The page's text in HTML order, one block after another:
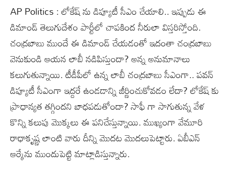
AP Politics : లోకేష్ ను డిప్యూటీ సీఎం చేయాలి.. ఇప్పుడు ఈ
డిమాండ్ తెలుగుదేశం పార్టీలో చాపకింద నీరులా విస్తరిస్తోంది.
చంద్రబాబు ముందే ఈ డిమాండ్ చేయడంతో ఇదంతా చంద్రబాబు
వెనుకుండి ఆయన లాబీ నడిపిస్తుందా? అన్న అనుమానాలు
కలుగుతున్నాయి. టీడీపీలో ఉన్న లాబీ చంద్రబాబు సీఎంగా.. పవన్
డిప్యూటీ సీఎంగా ఇద్దరే ఉండడాన్ని జీర్ణించుకోవడం లేదా? లోకేష్ కు
ప్రాధాన్యత తగ్గిందని బాధపడుతోందా? సాఫీ గా సాగుతున్న వేళ
కొన్ని కలుపు మొక్కలు ఈ పనిచేస్తున్నాయి. ముఖ్యంగా వేమూరి
రాధాకృష్ణ లాంటి వారు దీన్ని మొదట మొదలుపెట్టారు. ఏబీఎన్
ఆర్కేను ముందుపెట్టి మాట్లాడిస్తున్నారు.